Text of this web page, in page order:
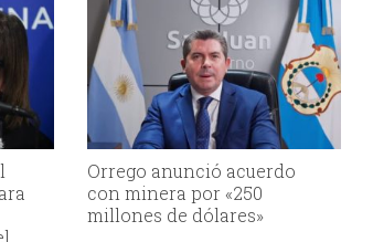
Orrego anunció acuerdo
con minera por «250
millones de dólares»